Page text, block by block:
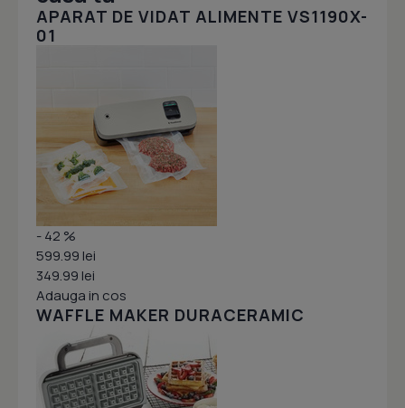
APARAT DE VIDAT ALIMENTE VS1190X-
01
- 42 %
599.99 lei
349.99 lei
Adauga in cos
WAFFLE MAKER DURACERAMIC